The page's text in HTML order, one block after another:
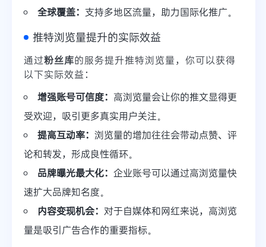
全球覆盖： 支持多地区流量，助力国际化推广。
推特浏览量提升的实际效益
通过粉丝库的服务提升推特浏览量，你可以获得
以下实际效益：
增强账号可信度： 高浏览量会让你的推文显得更
受欢迎，吸引更多真实用户关注。
提高互动率： 浏览量的增加往往会带动点赞、评
论和转发，形成良性循环。
品牌曝光最大化： 企业账号可以通过高浏览量快
速扩大品牌知名度。
内容变现机会： 对于自媒体和网红来说，高浏览
量是吸引广告合作的重要指标。